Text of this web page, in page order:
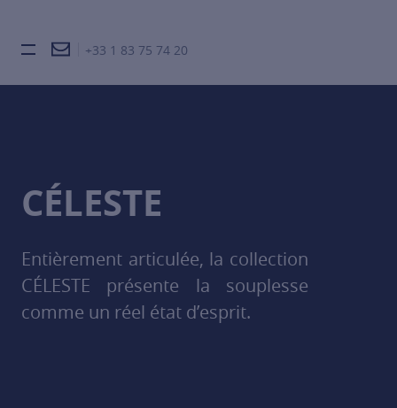
Burger toggle menu
+33 1 83 75 74 20
CÉLESTE
Entièrement articulée, la collection
CÉLESTE présente la souplesse
comme un réel état d’esprit.